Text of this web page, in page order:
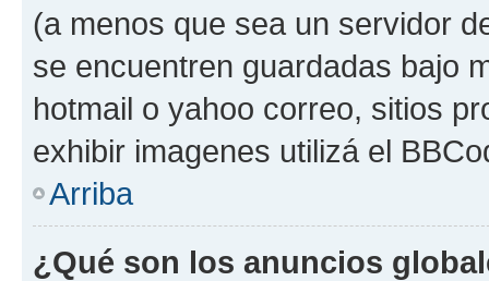
(a menos que sea un servidor
se encuentren guardadas bajo
hotmail o yahoo correo, sitios
exhibir imagenes utilizá el
Arriba
¿Qué son los anuncios